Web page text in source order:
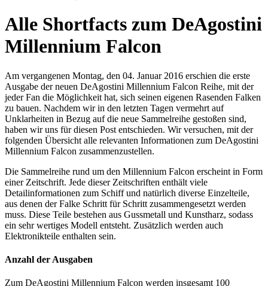
Alle Shortfacts zum DeAgostini
Millennium Falcon
Am vergangenen Montag, den 04. Januar 2016 erschien die erste
Ausgabe der neuen DeAgostini Millennium Falcon Reihe, mit der
jeder Fan die Möglichkeit hat, sich seinen eigenen Rasenden Falken
zu bauen. Nachdem wir in den letzten Tagen vermehrt auf
Unklarheiten in Bezug auf die neue Sammelreihe gestoßen sind,
haben wir uns für diesen Post entschieden. Wir versuchen, mit der
folgenden Übersicht alle relevanten Informationen zum DeAgostini
Millennium Falcon zusammenzustellen.
Die Sammelreihe rund um den Millennium Falcon erscheint in Form
einer Zeitschrift. Jede dieser Zeitschriften enthält viele
Detailinformationen zum Schiff und natürlich diverse Einzelteile,
aus denen der Falke Schritt für Schritt zusammengesetzt werden
muss. Diese Teile bestehen aus Gussmetall und Kunstharz, sodass
ein sehr wertiges Modell entsteht. Zusätzlich werden auch
Elektronikteile enthalten sein.
Anzahl der Ausgaben
Zum DeAgostini Millennium Falcon werden insgesamt 100